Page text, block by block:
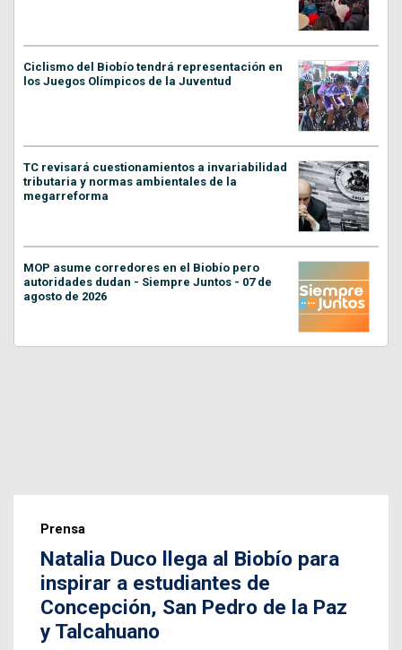
Ciclismo del Biobío tendrá representación en
los Juegos Olímpicos de la Juventud
TC revisará cuestionamientos a invariabilidad
tributaria y normas ambientales de la
megarreforma
MOP asume corredores en el Biobío pero
autoridades dudan - Siempre Juntos - 07 de
agosto de 2026
Prensa
Natalia Duco llega al Biobío para
inspirar a estudiantes de
Concepción, San Pedro de la Paz
y Talcahuano